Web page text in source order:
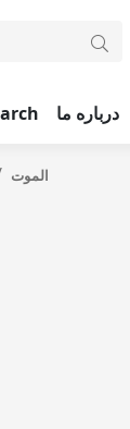
درباره ما
الموت